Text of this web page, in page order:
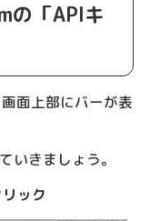
「APIキ
面上部にバーが表
いきましょう。
ック